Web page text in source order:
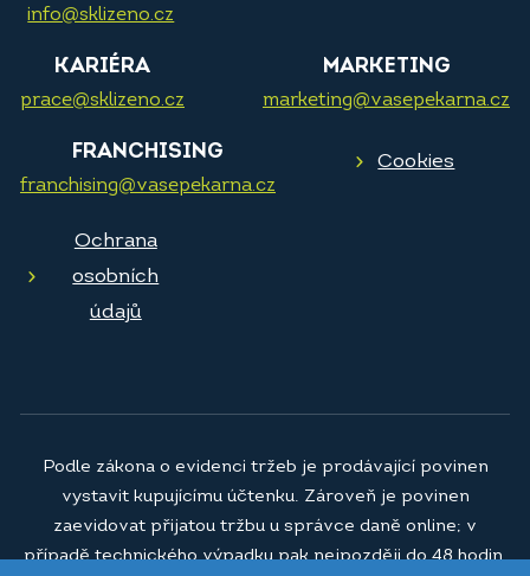
info@sklizeno.cz
KARIÉRA
prace@sklizeno.cz
MARKETING
marketing@vasepekarna.cz
FRANCHISING
franchising@vasepekarna.cz
Cookies
Ochrana
osobních
údajů
Podle zákona o evidenci tržeb je prodávající povinen
vystavit kupujícímu účtenku. Zároveň je povinen
zaevidovat přijatou tržbu u správce daně online; v
případě technického výpadku pak nejpozději do 48 hodin.